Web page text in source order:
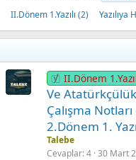
II.Dönem 1.Yazılı (2)
Yazılıya
II.Dönem
Ve Atatürkçülük
Çalışma Notları
2.Dönem 1.
Talebe
Cevaplar 4 30 Mart